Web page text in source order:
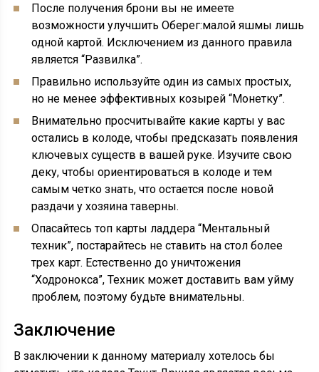
После получения брони вы не имеете
возможности улучшить Оберег:малой яшмы лишь
одной картой. Исключением из данного правила
является “Развилка”.
Правильно используйте один из самых простых,
но не менее эффективных козырей “Монетку”.
Внимательно просчитывайте какие карты у вас
остались в колоде, чтобы предсказать появления
ключевых существ в вашей руке. Изучите свою
деку, чтобы ориентироваться в колоде и тем
самым четко знать, что остается после новой
раздачи у хозяина таверны.
Опасайтесь топ карты ладдера “Ментальный
техник”, постарайтесь не ставить на стол более
трех карт. Естественно до уничтожения
“Ходронокса”, Техник может доставить вам уйму
проблем, поэтому будьте внимательны.
Заключение
В заключении к данному материалу хотелось бы